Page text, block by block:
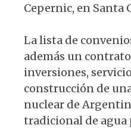
Cepernic, en Santa
La lista de
además un
inversiones,
construcción de
nuclear de
tradicional de agua